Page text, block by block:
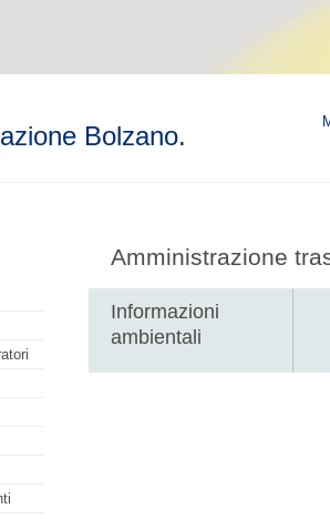
Bolzano.
Amministrazione
Informazioni
ambientali